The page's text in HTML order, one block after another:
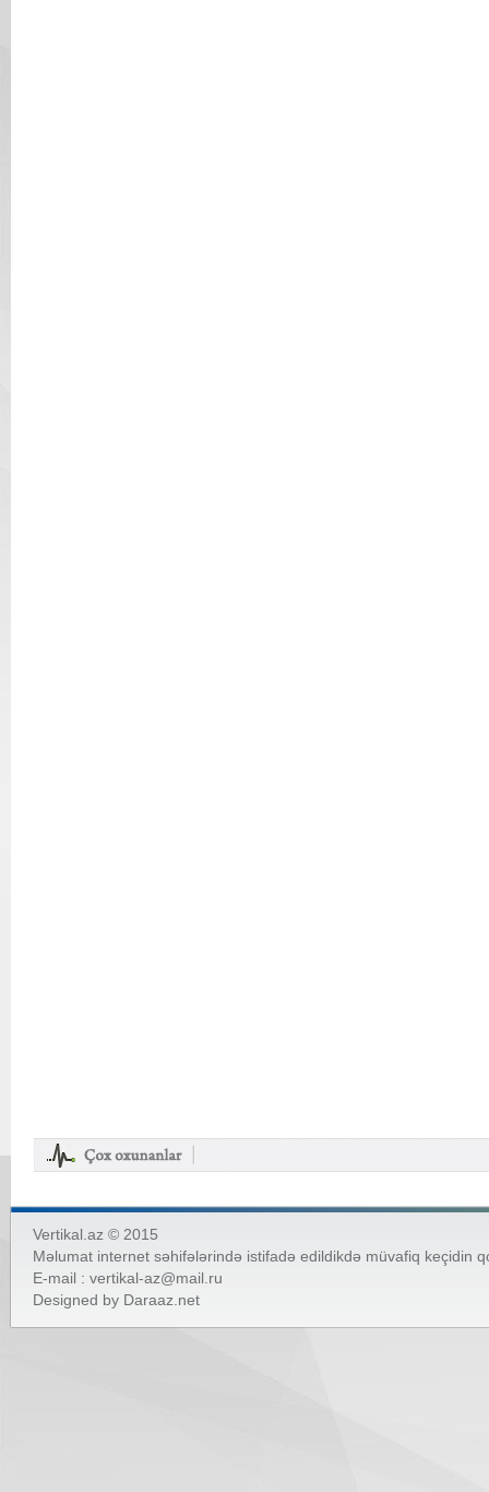
Vertikal.az © 2015
Məlumat internet səhifələrində istifadə edildikdə müvafiq keçidin
E-mail : vertikal-az@mail.ru
Designed by Daraaz.net